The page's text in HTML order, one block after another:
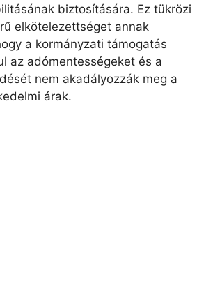
biztosítására. Ez tükrözi
elkötelezettséget annak
a kormányzati támogatás
az adómentességeket és a
nem akadályozzák meg a
árak.